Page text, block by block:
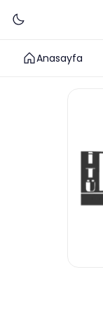
Anasayfa